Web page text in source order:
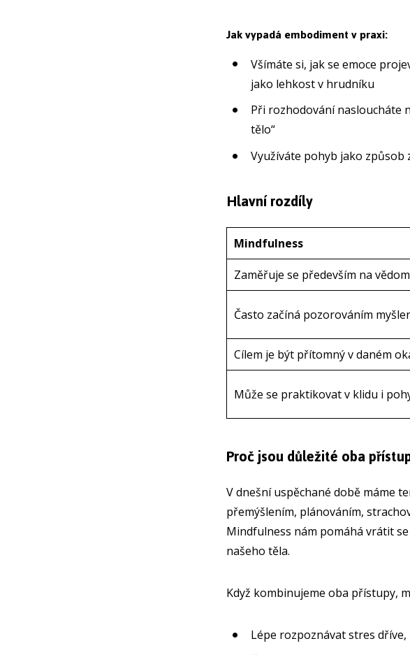
Jak vypadá embodiment v praxi:
Všímáte si, jak se emoce
jako lehkost v hrudníku
Při rozhodování nasloucháte
tělo“
Využíváte pohyb jako způsob
Hlavní rozdíly
Mindfulness
Zaměřuje se především na
Často začíná pozorováním
Cílem je být přítomný v daném
Může se praktikovat v klidu i
Proč jsou důležité oba
V dnešní uspěchané době máme
přemýšlením, plánováním,
Mindfulness nám pomáhá vrátit
našeho těla.
Když kombinujeme oba přístupy,
Lépe rozpoznávat stres